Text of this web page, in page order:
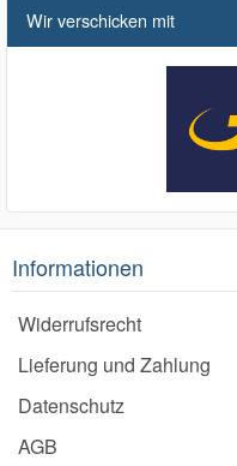
Wir verschicken mit
Informationen
Widerrufsrecht
Lieferung und Zahlung
Datenschutz
AGB